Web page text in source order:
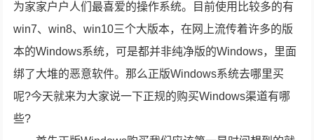
为家家户户人们最喜爱的操作系统。目前使用比较多的有
win7、win8、win10三个大版本，在网上流传着许多的版
本的Windows系统，可是都并非纯净版的Windows，里面
绑了大堆的恶意软件。那么正版Windows系统去哪里买
呢?今天就来为大家说一下正规的购买Windows渠道有哪
些?